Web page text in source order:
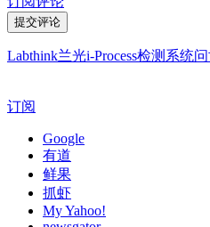
Labthink兰光i-Process检测系统
订阅
Google
有道
鲜果
抓虾
My Yahoo!